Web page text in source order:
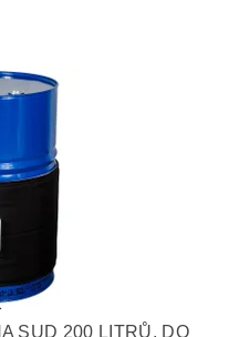
SUD 200 LITRŮ, DO